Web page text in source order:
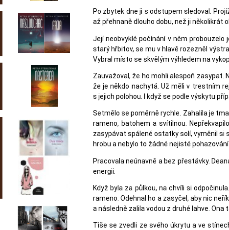
Po zbytek dne ji s odstupem sledoval.
až přehnaně dlouho dobu, než ji několikrát
Její neobvyklé počínání v něm
starý hřbitov, se mu v hlavě rozezněl
Vybral místo se skvělým výhledem na
Zauvažoval, že ho mohli alespoň zasypat.
že je někdo nachytá. Už měli v trestním
s jejich polohou. I když se podle výskytu
Setmělo se poměrně rychle. Zahalila je
rameno, batohem a svítilnou.
zasypávat spálené ostatky solí, vyměnil si
hrobu a nebylo to žádné nejisté
Pracovala neúnavně a bez přestávky.
energii.
Když byla za půlkou, na chvíli si
rameno. Odehnal ho a zasyčel, aby nic
a následně zalila vodou z druhé lahve.
Tiše se zvedli ze svého úkrytu a ve